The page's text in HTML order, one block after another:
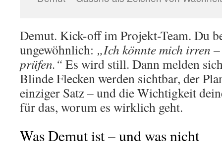
Demut. Kick-off im Projekt-Team. Du
ungewöhnlich: „Ich könnte mich irren
prüfen.“ Es wird still. Dann melden
Blinde Flecken werden sichtbar, der
einziger Satz – und die Wichtigkeit
für das, worum es wirklich geht.
Was Demut ist – und was nicht